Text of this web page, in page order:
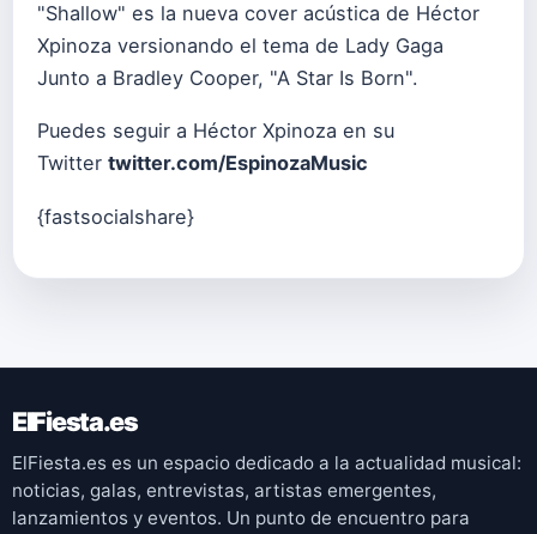
"Shallow" es la nueva cover acústica de Héctor
Xpinoza versionando el tema de Lady Gaga
Junto a Bradley Cooper, "A Star Is Born".
Puedes seguir a Héctor Xpinoza en su
Twitter twitter.com/EspinozaMusic
{fastsocialshare}
ElFiesta.es
ElFiesta.es es un espacio dedicado a la actualidad musical:
noticias, galas, entrevistas, artistas emergentes,
lanzamientos y eventos. Un punto de encuentro para